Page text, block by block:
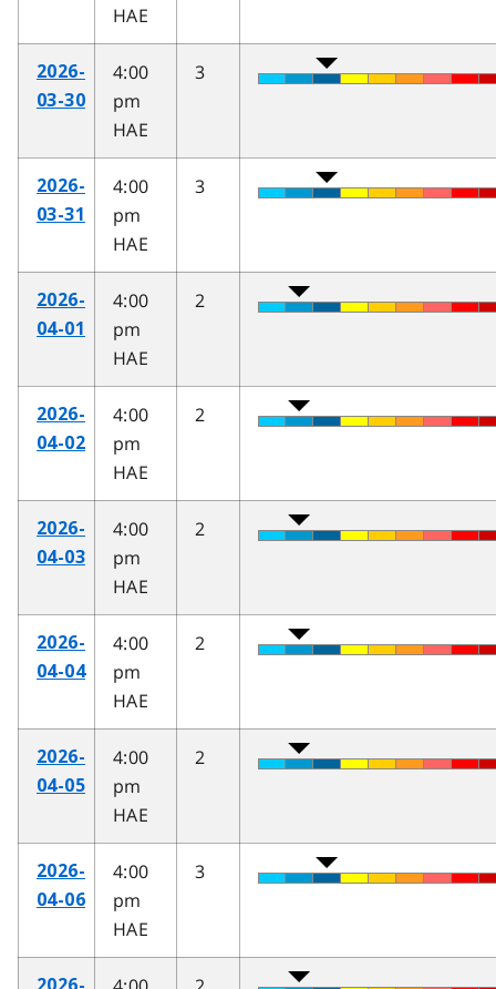
HAE
2026-
03-30
4:00
pm
HAE
3
2026-
03-31
4:00
pm
HAE
3
2026-
04-01
4:00
pm
HAE
2
2026-
04-02
4:00
pm
HAE
2
2026-
04-03
4:00
pm
HAE
2
2026-
04-04
4:00
pm
HAE
2
2026-
04-05
4:00
pm
HAE
2
2026-
04-06
4:00
pm
HAE
3